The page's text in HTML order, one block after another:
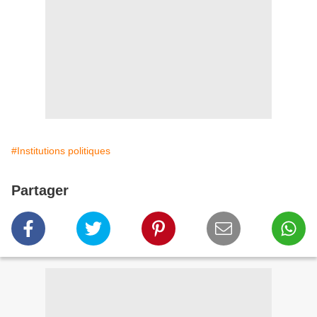
#Institutions politiques
Partager